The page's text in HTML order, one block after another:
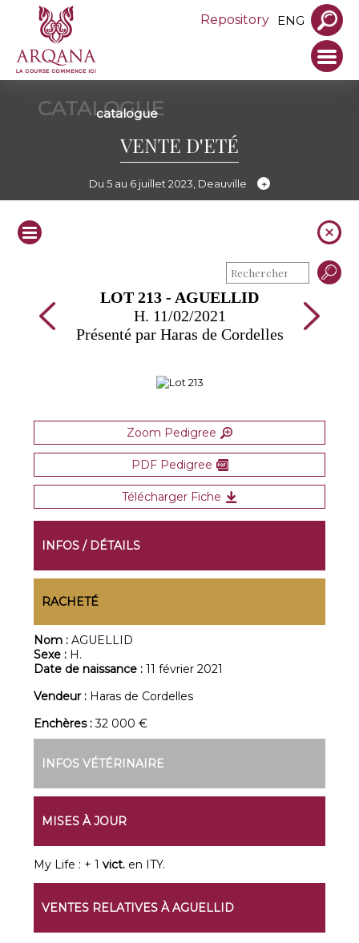
Repository ENG
CATALOGUE
catalogue
VENTE D'ETÉ
Du 5 au 6 juillet 2023, Deauville
LOT 213 - AGUELLID
H. 11/02/2021
Présenté par Haras de Cordelles
Zoom Pedigree
PDF Pedigree
Télécharger Fiche
INFOS / DÉTAILS
RACHETÉ
Nom :AGUELLID
Sexe : H.
Date de naissance :11 février 2021
Vendeur : Haras de Cordelles
Enchères :32 000 €
INFOS VÉTÉRINAIRE
MISES À JOUR
My Life : + 1vict. en ITY.
VENTES RELATIVES À AGUELLID